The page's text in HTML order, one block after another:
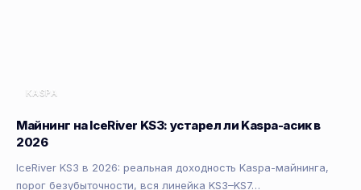
KASPA
Майнинг на IceRiver KS3: устарел ли Kaspa-асик в
2026
IceRiver KS3 в 2026: реальная доходность Kaspa-майнинга,
порог безубыточности, вся линейка KS3–KS7…